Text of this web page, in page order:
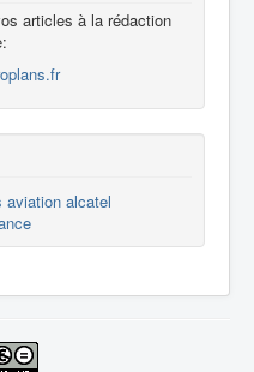
articles à la rédaction
aviation alcatel